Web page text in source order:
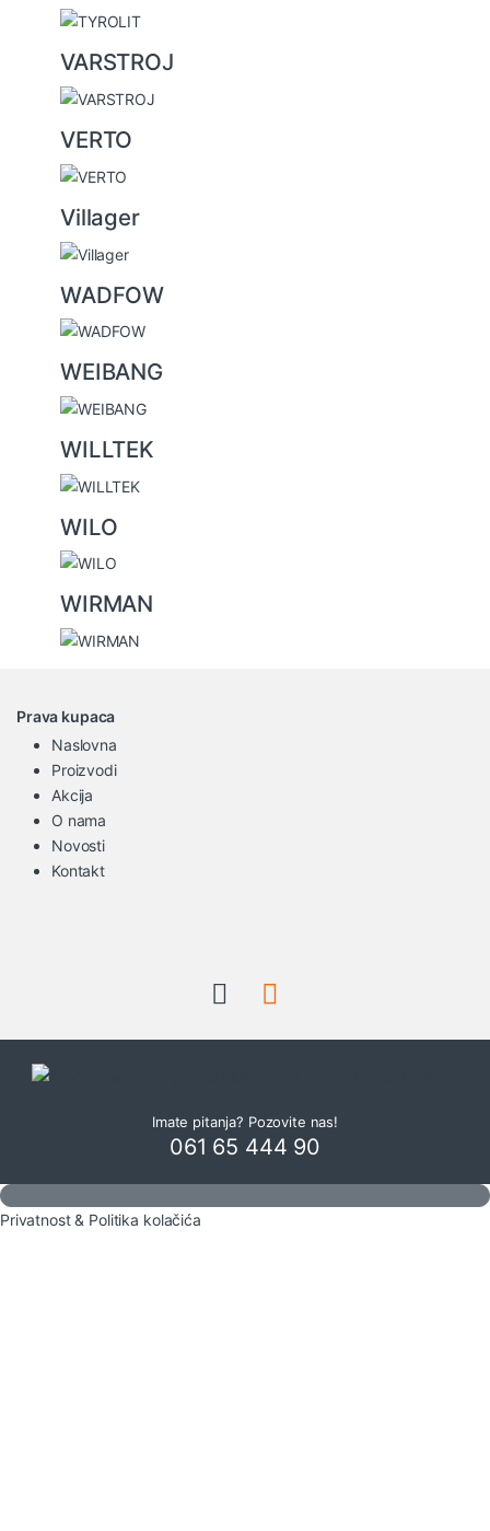
VARSTROJ
VERTO
Villager
WADFOW
WEIBANG
WILLTEK
WILO
WIRMAN
Prava kupaca
Naslovna
Proizvodi
Akcija
O nama
Novosti
Kontakt
Imate pitanja? Pozovite nas!
061 65 444 90
Privatnost & Politika kolačića